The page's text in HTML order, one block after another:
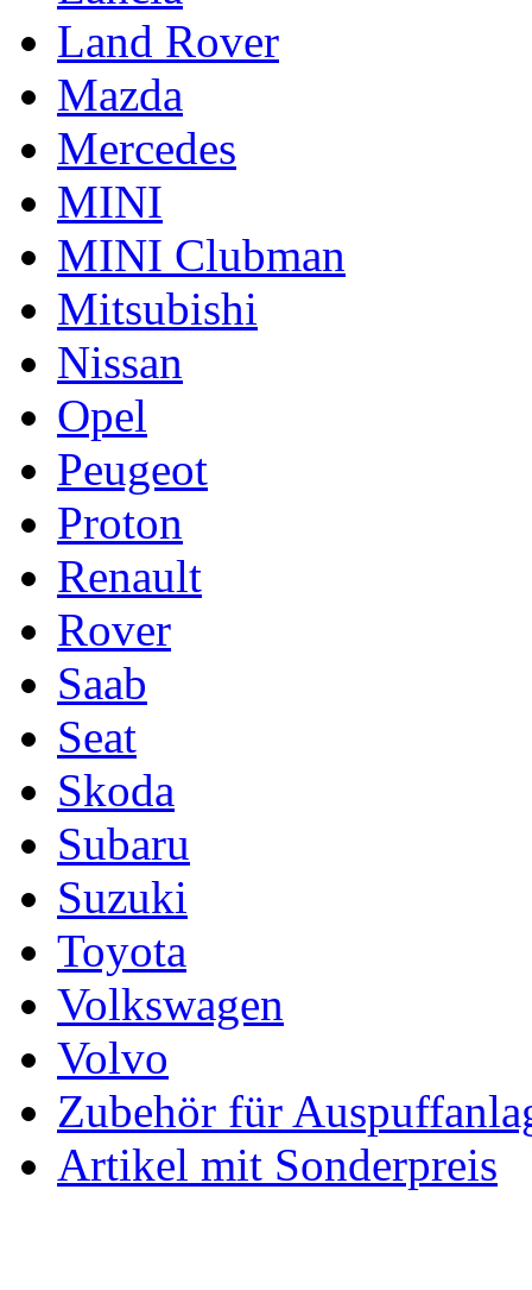
Land Rover
Mazda
Mercedes
MINI
MINI Clubman
Mitsubishi
Nissan
Opel
Peugeot
Proton
Renault
Rover
Saab
Seat
Skoda
Subaru
Suzuki
Toyota
Volkswagen
Volvo
Zubehör für
Artikel mit Sonderpreis